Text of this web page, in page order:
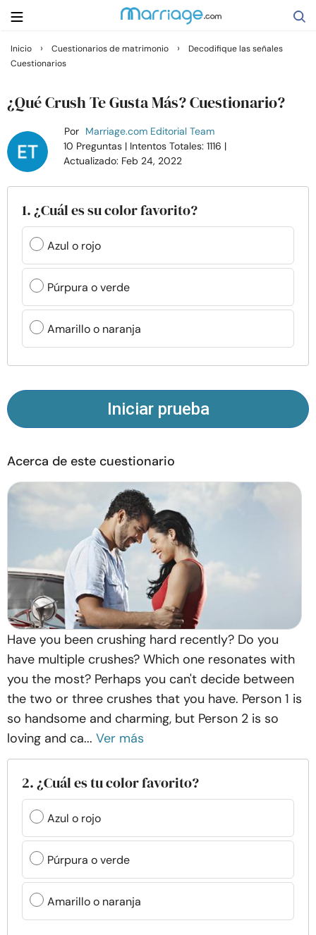
Buscar
Relaciones
Familia
Ayuda
Cursos
Recursos
Comunidad
Encuentra un terapeuta
Sobre nosotros Contáctanos Escríbenos
© Copyright 2026. Todos los derechos reservados.
Inicio › Cuestionarios de matrimonio ›
Decodifique las señales
Cuestionarios
¿Qué Crush Te Gusta Más? Cuestionario?
Por Marriage.com Editorial Team
10 Preguntas | Intentos Totales: 1116 |
Actualizado: Feb 24, 2022
1. ¿Cuál es su color favorito?
Azul o rojo
Púrpura o verde
Amarillo o naranja
Iniciar prueba
Acerca de este cuestionario
Have you been crushing hard recently? Do you
have multiple crushes? Which one resonates with
you the most? Perhaps you can't decide between
the two or three crushes that you have. Person 1 is
so handsome and charming, but Person 2 is so
loving and ca... Ver más
2. ¿Cuál es tu color favorito?
Azul o rojo
Púrpura o verde
Amarillo o naranja